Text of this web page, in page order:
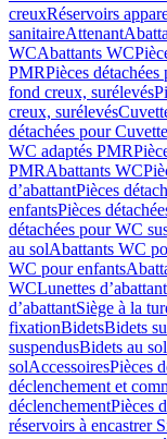
creuxRéservoirs
sanitaireAttenant
WCAbattants WC
PMRPièces
fond creux, surélevés
creux, surélevés
détachées pour
WC adaptés PMR
PMRAbattants WC
d’abattantPièces
enfantsPièces
détachées pour WC
au solAbattants WC
WC pour enfants
WCLunettes d’abattant
d’abattantSiège à la
fixationBidetsBidets
suspendusBidets au sol
solAccessoiresPièces
déclenchement et
déclenchementPièces
réservoirs à encastrer